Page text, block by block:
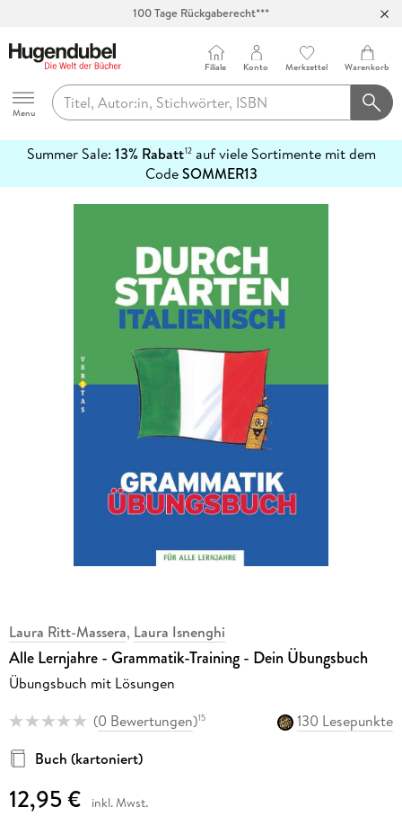
100 Tage Rückgaberecht***
Hugendubel
Menu
Filiale Konto Merkzettel Warenkorb
Summer Sale: 13% Rabatt12auf viele Sortimente mit dem
CodeSOMMER13
erfahren
Laura Ritt-Massera, Laura Isnenghi
Alle Lernjahre - Grammatik-Training - Dein Übungsbuch
Übungsbuch mit Lösungen
(0 Bewertungen)15
130 Lesepunkte
Buch (kartoniert)
12,95 € inkl. Mwst.